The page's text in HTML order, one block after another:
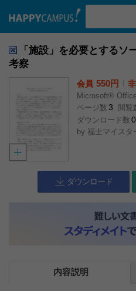
「施設」を必要とするソ
考察
会員 550円
Microsoft®
ページ数 3 閲覧
ダウンロード数 0
by 福士マイスタ
ダウンロード
内容説明